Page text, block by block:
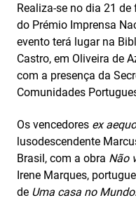
Realiza-se no dia 21
do Prémio Imprensa
evento terá lugar na
Castro, em Oliveira de
com a presença da
Comunidades
Os vencedores ex aequo
lusodescendente
Brasil, com a obra Não
Irene Marques,
de Uma casa no Mundo.